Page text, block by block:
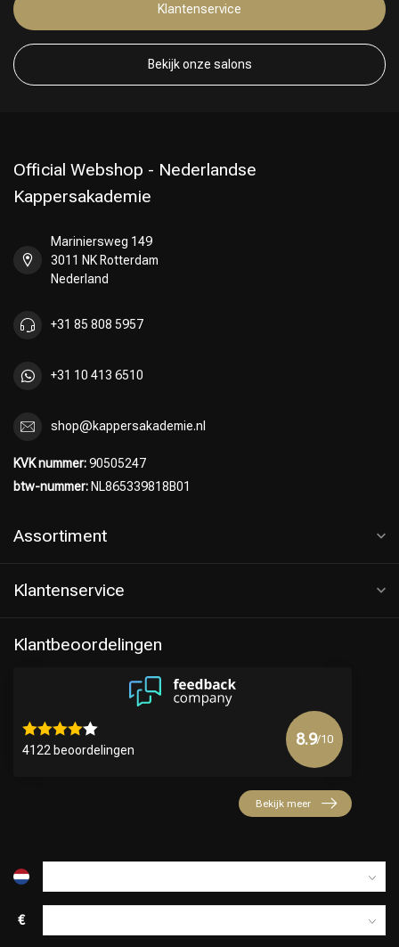
Omvorming
Keuze van onze Kappers
Klantenservice
Bekijk onze salons
Official Webshop - Nederlandse
Kappersakademie
Mariniersweg 149
3011 NK Rotterdam
Nederland
+31 85 808 5957
+31 10 413 6510
shop@kappersakademie.nl
KVK nummer:90505247
btw-nummer: NL865339818B01
Assortiment
Klantenservice
Klantbeoordelingen
4122 beoordelingen
8.9/10
Bekijk meer
€